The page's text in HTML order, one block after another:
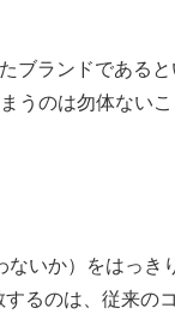
ランドであると
うのは勿体ないこ
いか）をはっき
するのは、従来の